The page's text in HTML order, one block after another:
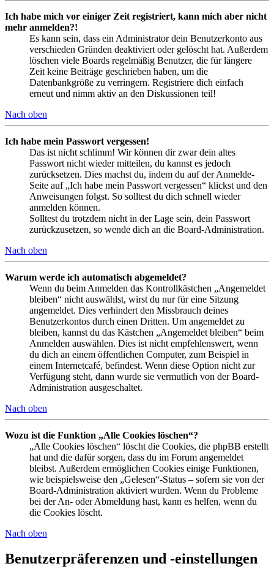
Ich habe mich vor einiger Zeit registriert, kann mich aber nicht
mehr anmelden?!
Es kann sein, dass ein Administrator dein Benutzerkonto aus
verschieden Gründen deaktiviert oder gelöscht hat. Außerdem
löschen viele Boards regelmäßig Benutzer, die für längere
Zeit keine Beiträge geschrieben haben, um die
Datenbankgröße zu verringern. Registriere dich einfach
erneut und nimm aktiv an den Diskussionen teil!
Nach oben
Ich habe mein Passwort vergessen!
Das ist nicht schlimm! Wir können dir zwar dein altes
Passwort nicht wieder mitteilen, du kannst es jedoch
zurücksetzen. Dies machst du, indem du auf der Anmelde-
Seite auf „Ich habe mein Passwort vergessen“ klickst und den
Anweisungen folgst. So solltest du dich schnell wieder
anmelden können.
Solltest du trotzdem nicht in der Lage sein, dein Passwort
zurückzusetzen, so wende dich an die Board-Administration.
Nach oben
Warum werde ich automatisch abgemeldet?
Wenn du beim Anmelden das Kontrollkästchen „Angemeldet
bleiben“ nicht auswählst, wirst du nur für eine Sitzung
angemeldet. Dies verhindert den Missbrauch deines
Benutzerkontos durch einen Dritten. Um angemeldet zu
bleiben, kannst du das Kästchen „Angemeldet bleiben“ beim
Anmelden auswählen. Dies ist nicht empfehlenswert, wenn
du dich an einem öffentlichen Computer, zum Beispiel in
einem Internetcafé, befindest. Wenn diese Option nicht zur
Verfügung steht, dann wurde sie vermutlich von der Board-
Administration ausgeschaltet.
Nach oben
Wozu ist die Funktion „Alle Cookies löschen“?
„Alle Cookies löschen“ löscht die Cookies, die phpBB erstellt
hat und die dafür sorgen, dass du im Forum angemeldet
bleibst. Außerdem ermöglichen Cookies einige Funktionen,
wie beispielsweise den „Gelesen“-Status – sofern sie von der
Board-Administration aktiviert wurden. Wenn du Probleme
bei der An- oder Abmeldung hast, kann es helfen, wenn du
die Cookies löscht.
Nach oben
Benutzerpräferenzen und -einstellungen